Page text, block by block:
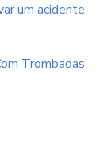
um acidente
Trombadas